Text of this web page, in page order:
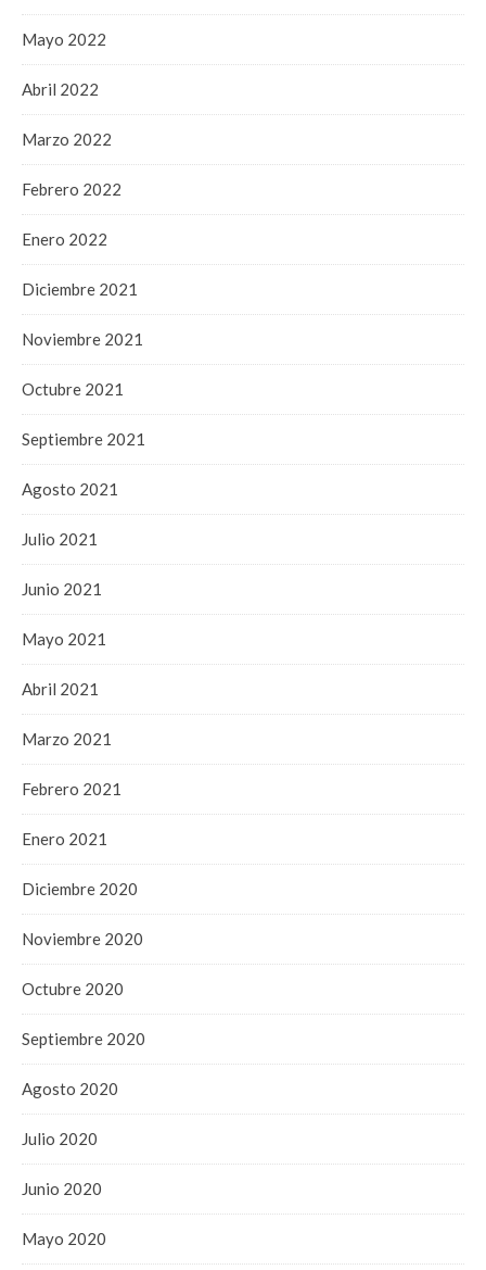
Mayo 2022
Abril 2022
Marzo 2022
Febrero 2022
Enero 2022
Diciembre 2021
Noviembre 2021
Octubre 2021
Septiembre 2021
Agosto 2021
Julio 2021
Junio 2021
Mayo 2021
Abril 2021
Marzo 2021
Febrero 2021
Enero 2021
Diciembre 2020
Noviembre 2020
Octubre 2020
Septiembre 2020
Agosto 2020
Julio 2020
Junio 2020
Mayo 2020